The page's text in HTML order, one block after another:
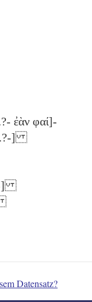
ἐὰν φαί]-
]
]
]
Datensatz?